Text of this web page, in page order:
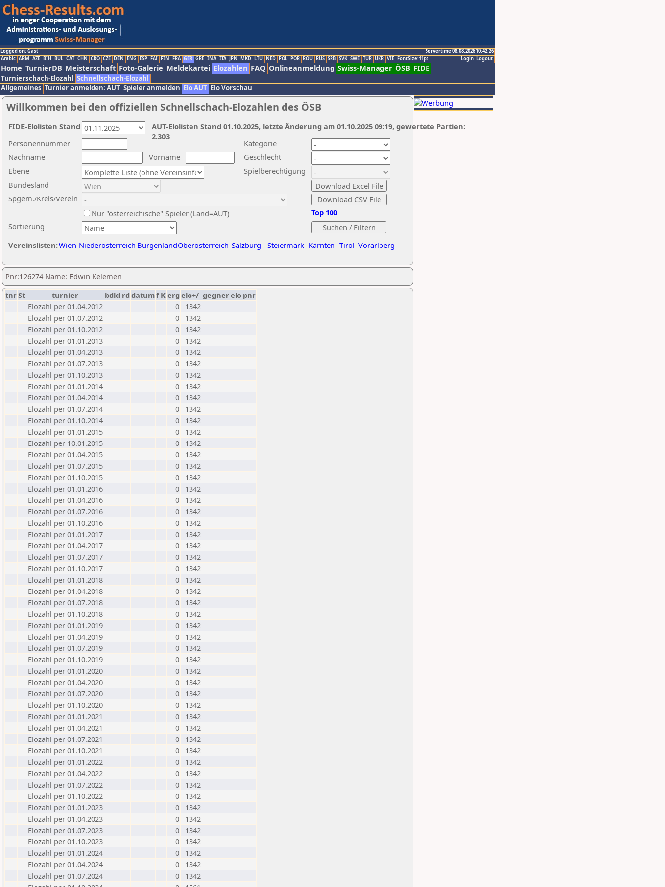
Logged on: Gast
Servertime 08.08.2026 10:42:26
Logout
Login
Arabic ARM AZE BIH BUL CAT CHN CRO CZE DEN ENG ESP FAI FIN FRA GER GRE INA ITA JPN MKD LTU NED POL POR ROU RUS SRB SVK SWE TUR UKR VIE FontSize:11pt
Home TurnierDB Meisterschaft Foto-Galerie Meldekartei Elozahlen FAQ Onlineanmeldung Swiss-Manager ÖSB FIDE
Turnierschach-Elozahl Schnellschach-Elozahl
Allgemeines Turnier anmelden: AUT Spieler anmelden Elo AUT Elo Vorschau
Willkommen bei den offiziellen Schnellschach-Elozahlen des ÖSB
Nachname
Vorname
Ebene
Kategorie
Sortierung
Personennummer
Bundesland
Spgem./Kreis/Verein
Geschlecht
Nur "österreichische" Spieler (Land=AUT)
Spielberechtigung
Vereinslisten:Wien Niederösterreich BurgenlandOberösterreich Salzburg Steiermark Kärnten Tirol Vorarlberg
Top 100
AUT-Elolisten Stand 01.10.2025, letzte Änderung am 01.10.2025 09:19, gewertete Partien:
2.303
FIDE-Elolisten Stand
Pnr:126274 Name: Edwin Kelemen
tnrSt turnier bdld rd datumf Kerg elo+/-gegnerelo pnr
Elozahl per 01.04.2012
0
1342
Elozahl per 01.07.2012
0
1342
Elozahl per 01.10.2012
0
1342
Elozahl per 01.01.2013
0
1342
Elozahl per 01.04.2013
0
1342
Elozahl per 01.07.2013
0
1342
Elozahl per 01.10.2013
0
1342
Elozahl per 01.01.2014
0
1342
Elozahl per 01.04.2014
0
1342
Elozahl per 01.07.2014
0
1342
Elozahl per 01.10.2014
0
1342
Elozahl per 01.01.2015
0
1342
Elozahl per 10.01.2015
0
1342
Elozahl per 01.04.2015
0
1342
Elozahl per 01.07.2015
0
1342
Elozahl per 01.10.2015
0
1342
Elozahl per 01.01.2016
0
1342
Elozahl per 01.04.2016
0
1342
Elozahl per 01.07.2016
0
1342
Elozahl per 01.10.2016
0
1342
Elozahl per 01.01.2017
0
1342
Elozahl per 01.04.2017
0
1342
Elozahl per 01.07.2017
0
1342
Elozahl per 01.10.2017
0
1342
Elozahl per 01.01.2018
0
1342
Elozahl per 01.04.2018
0
1342
Elozahl per 01.07.2018
0
1342
Elozahl per 01.10.2018
0
1342
Elozahl per 01.01.2019
0
1342
Elozahl per 01.04.2019
0
1342
Elozahl per 01.07.2019
0
1342
Elozahl per 01.10.2019
0
1342
Elozahl per 01.01.2020
0
1342
Elozahl per 01.04.2020
0
1342
Elozahl per 01.07.2020
0
1342
Elozahl per 01.10.2020
0
1342
Elozahl per 01.01.2021
0
1342
Elozahl per 01.04.2021
0
1342
Elozahl per 01.07.2021
0
1342
Elozahl per 01.10.2021
0
1342
Elozahl per 01.01.2022
0
1342
Elozahl per 01.04.2022
0
1342
Elozahl per 01.07.2022
0
1342
Elozahl per 01.10.2022
0
1342
Elozahl per 01.01.2023
0
1342
Elozahl per 01.04.2023
0
1342
Elozahl per 01.07.2023
0
1342
Elozahl per 01.10.2023
0
1342
Elozahl per 01.01.2024
0
1342
Elozahl per 01.04.2024
0
1342
Elozahl per 01.07.2024
0
1342